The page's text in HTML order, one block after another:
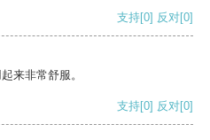
支持[0] 反对[0]
来非常舒服。
支持[0] 反对[0]